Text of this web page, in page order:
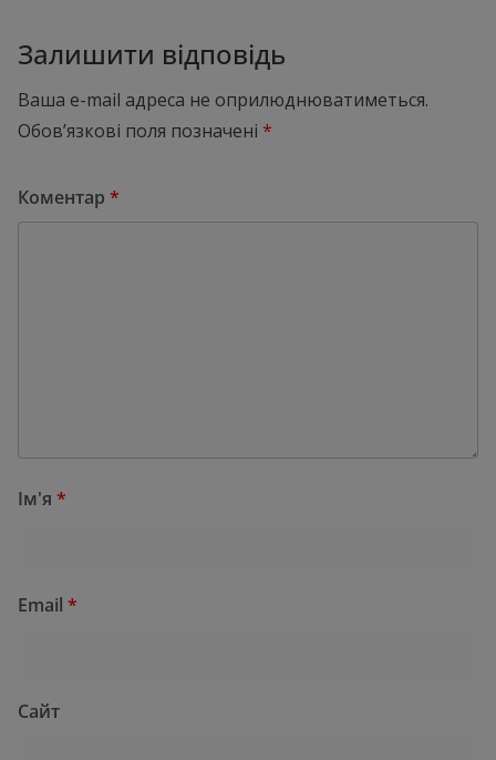
Залишити відповідь
Ваша e-mail адреса не оприлюднюватиметься.
Обов’язкові поля позначені *
Коментар *
Ім'я *
Email *
Сайт